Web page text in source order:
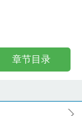
章节目录